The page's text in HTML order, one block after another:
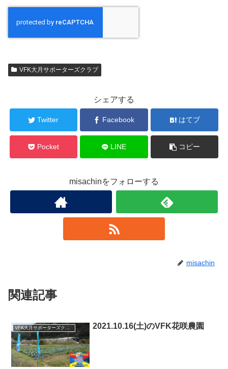
VFK大月サポーターズクラブ
シェアする
Twitter Facebook はてブ
Pocket LINE コピー
misachinをフォローする
misachin
関連記事
VFK大月サポーターズクラブ 2021.10.16(土)のVFK花咲農園